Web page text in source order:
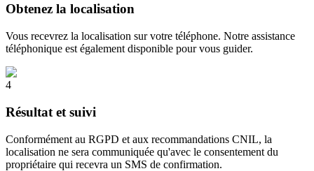
Obtenez la localisation
Vous recevrez la localisation sur votre téléphone. Notre assistance
téléphonique est également disponible pour vous guider.
4
Résultat et suivi
Conformément au RGPD et aux recommandations CNIL, la
localisation ne sera communiquée qu'avec le consentement du
propriétaire qui recevra un SMS de confirmation.